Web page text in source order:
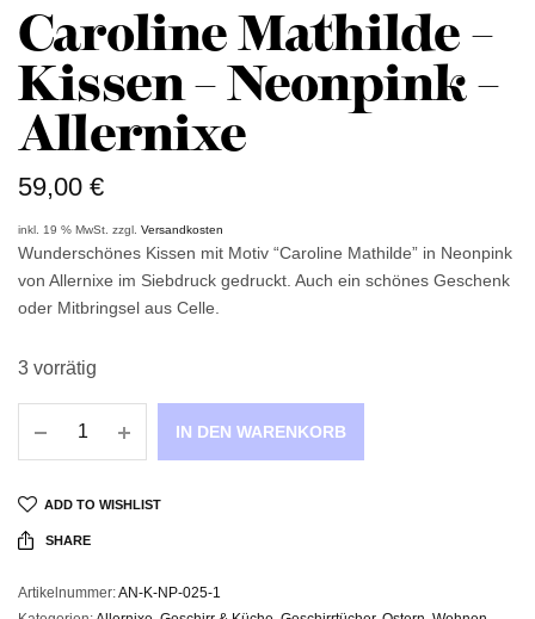
Caroline Mathilde –
Kissen – Neonpink –
Allernixe
59,00€
inkl. 19 % MwSt. zzgl.Versandkosten
Wunderschönes Kissen mit Motiv “Caroline Mathilde” in Neonpink
von Allernixe im Siebdruck gedruckt. Auch ein schönes Geschenk
oder Mitbringsel aus Celle.
3 vorrätig
IN DEN WARENKORB
ADD TO WISHLIST
SHARE
Artikelnummer:AN-K-NP-025-1